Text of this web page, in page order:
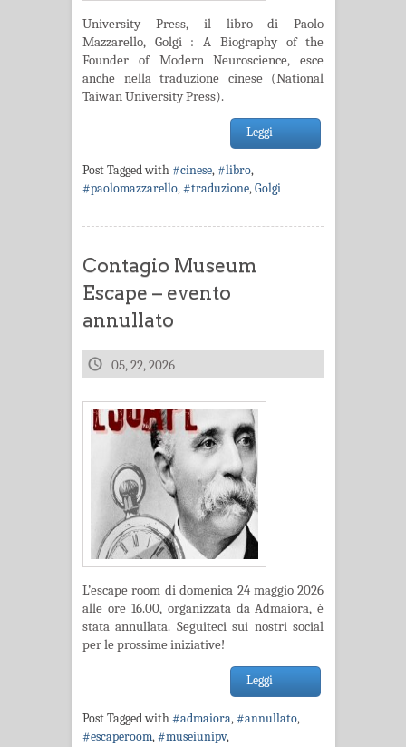
University Press, il libro di Paolo
Mazzarello, Golgi : A Biography of the
Founder of Modern Neuroscience, esce
anche nella traduzione cinese (National
Taiwan University Press).
Leggi
Post Tagged with#cinese,#libro,
#paolomazzarello,#traduzione,Golgi
Contagio Museum
Escape – evento
annullato
05, 22, 2026
L’escape room di domenica 24 maggio 2026
alle ore 16.00, organizzata da Admaiora, è
stata annullata. Seguiteci sui nostri social
per le prossime iniziative!
Leggi
Post Tagged with#admaiora,#annullato,
#escaperoom,#museiunipv,